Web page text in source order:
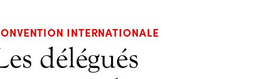
INTERNATIONALE
délégués